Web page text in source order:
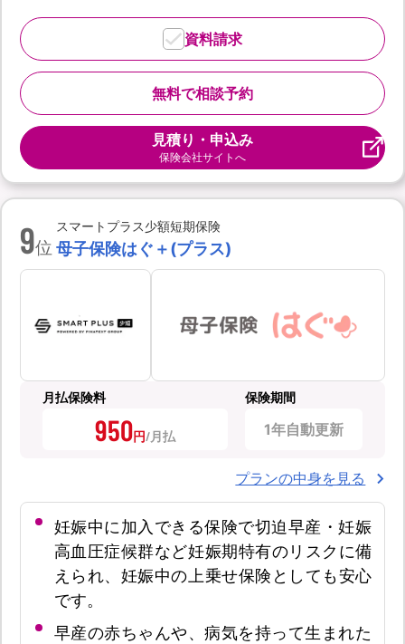
無料で相談予約
資料請求
見積り・申込み
保険会社サイトへ
9位
スマートプラス少額短期保険
母子保険はぐ＋(プラス)
月払保険料
950円
保険期間
1年自動更新
プランの中身を見る
妊娠中に加入できる保険で切迫早産・妊娠
高血圧症候群など妊娠期特有のリスクに備
えられ、妊娠中の上乗せ保険としても安心
です。
早産の赤ちゃんや、病気を持って生まれた